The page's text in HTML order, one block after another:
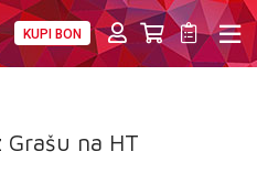
KUPI BON
na HT